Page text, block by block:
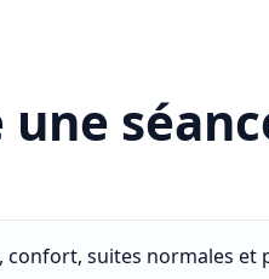
confort, suites normales et